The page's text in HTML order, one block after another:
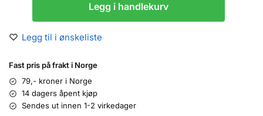
Legg i handlekurv
Legg til i ønskeliste
Fast pris på frakt i Norge
79,- kroner i Norge
14 dagers åpent kjøp
Sendes ut innen 1-2 virkedager